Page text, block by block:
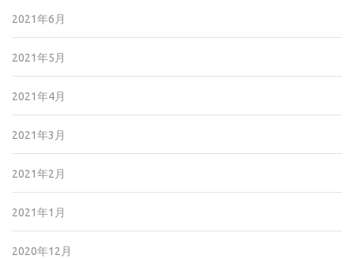
2021年6月
2021年5月
2021年4月
2021年3月
2021年2月
2021年1月
2020年12月